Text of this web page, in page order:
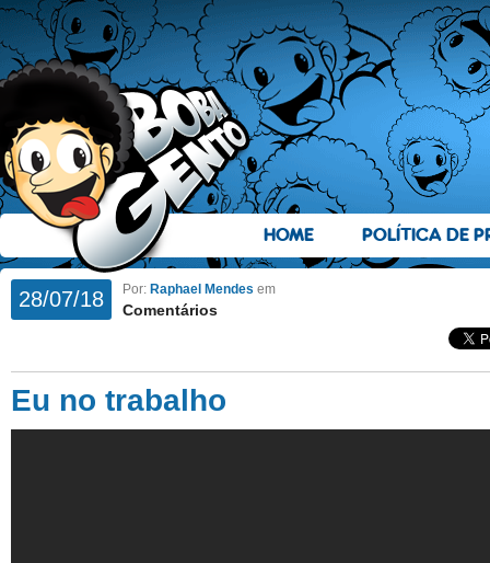
HOME POLÍTICA DE
28/07/18 Por: Raphael Mendes em
Comentários
Eu no trabalho